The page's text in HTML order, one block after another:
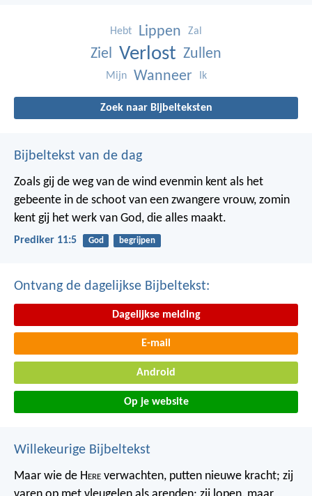
Hebt Lippen Zal
Ziel Verlost Zullen
Mijn Wanneer Ik
Zoek naar Bijbelteksten
Bijbeltekst van de dag
Zoals gij de weg van de wind evenmin kent als het
gebeente in de schoot van een zwangere vrouw, zomin
kent gij het werk van God, die alles maakt.
Prediker 11:5 God begrijpen
Ontvang de dagelijkse Bijbeltekst:
Dagelijkse melding
E-mail
Android
Op je website
Willekeurige Bijbeltekst
Maar wie de Here verwachten, putten nieuwe kracht; zij